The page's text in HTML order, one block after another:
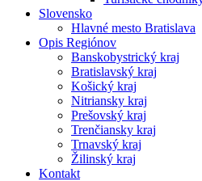
Slovensko
Hlavné mesto Bratislava
Opis Regiónov
Banskobystrický kraj
Bratislavský kraj
Košický kraj
Nitriansky kraj
Prešovský kraj
Trenčiansky kraj
Trnavský kraj
Žilinský kraj
Kontakt